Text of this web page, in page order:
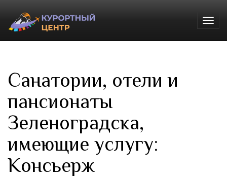
Санатории, отели и
пансионаты
Зеленоградска,
имеющие услугу:
Консьерж